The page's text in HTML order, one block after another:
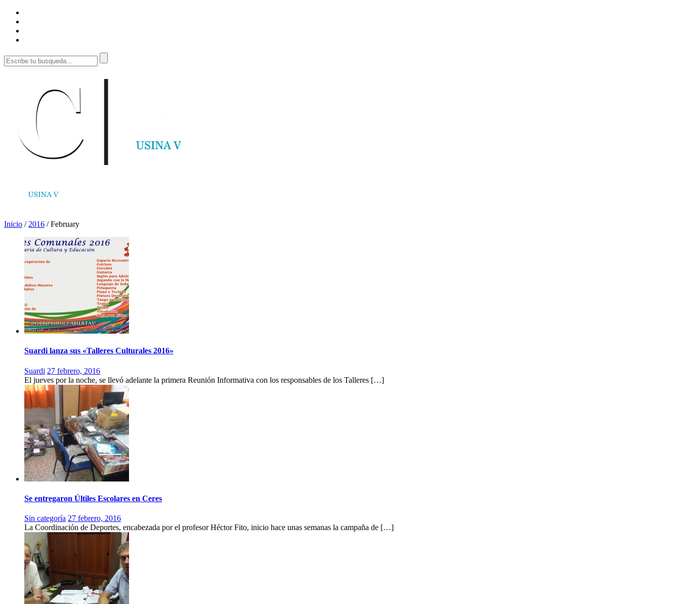
Inicio / 2016 /February
Suardi lanza sus «Talleres Culturales 2016»
Suardi 27 febrero, 2016
El jueves por la noche, se llevó adelante la primera Reunión Informativa con los responsables de los Talleres […]
Se entregaron Últiles Escolares en Ceres
Sin categoría 27 febrero, 2016
La Coordinación de Deportes, encabezada por el profesor Héctor Fito, inicio hace unas semanas la campaña de […]